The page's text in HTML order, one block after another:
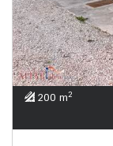
200 m2